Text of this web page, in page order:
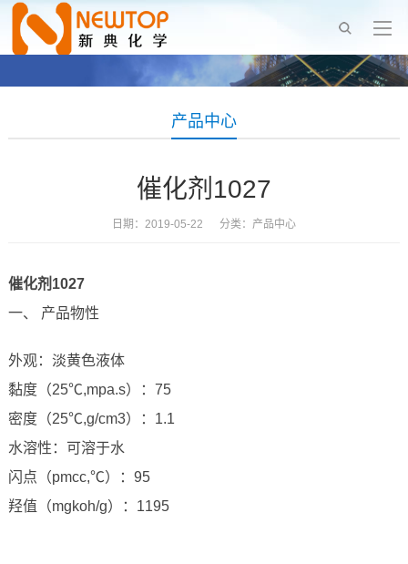
产品中心
催化剂1027
日期：2019-05-22 分类： 产品中心
催化剂1027
一、 产品物性
外观：淡黄色液体
黏度（25℃,mpa.s）：75
密度（25℃,g/cm3）：1.1
水溶性：可溶于水
闪点（pmcc,℃）：95
羟值（mgkoh/g）：1195